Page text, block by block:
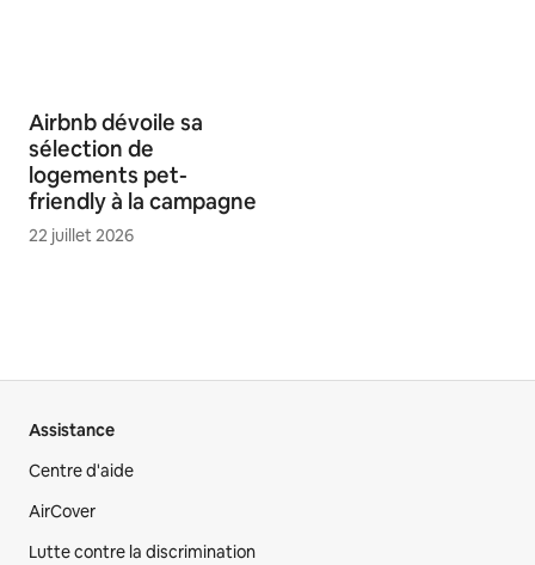
Airbnb dévoile sa
sélection de
logements pet-
friendly à la campagne
22 juillet 2026
Assistance
Centre d'aide
AirCover
Lutte contre la discrimination